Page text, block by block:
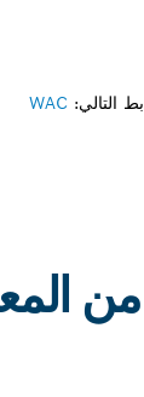
التالي: WAC